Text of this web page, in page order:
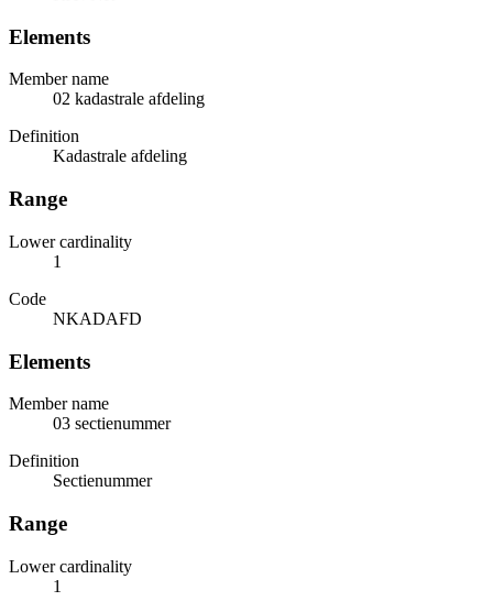
Elements
Member name
02 kadastrale afdeling
Definition
Kadastrale afdeling
Range
Lower cardinality
1
Code
NKADAFD
Elements
Member name
03 sectienummer
Definition
Sectienummer
Range
Lower cardinality
1